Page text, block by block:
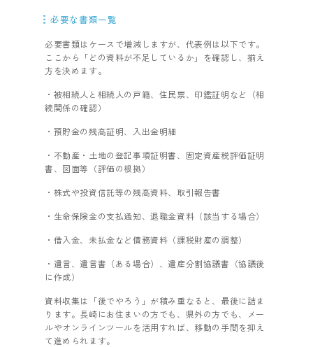
必要な書類一覧
必要書類はケースで増減しますが、代表例は以下です。
ここから「どの資料が不足しているか」を確認し、揃え
方を決めます。
・被相続人と相続人の戸籍、住民票、印鑑証明など（相
続関係の確認）
・預貯金の残高証明、入出金明細
・不動産・土地の登記事項証明書、固定資産税評価証明
書、図面等（評価の根拠）
・株式や投資信託等の残高資料、取引報告書
・生命保険金の支払通知、退職金資料（該当する場合）
・借入金、未払金など債務資料（課税財産の調整）
・遺言、遺言書（ある場合）、遺産分割協議書（協議後
に作成）
資料収集は「後でやろう」が積み重なると、最後に詰ま
ります。長崎にお住まいの方でも、県外の方でも、メー
ルやオンラインツールを活用すれば、移動の手間を抑え
て進められます。